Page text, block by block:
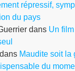
répressif,
du pays
dans Un film
dans Maudite soit la
du